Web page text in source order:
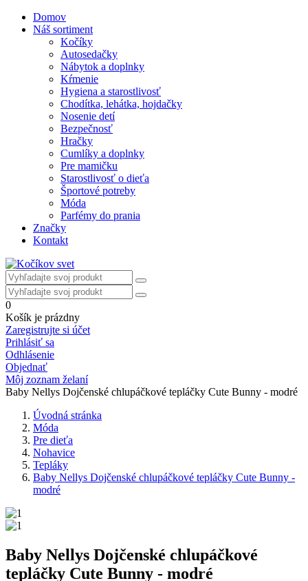
Domov
Náš sortiment
Kočíky
Autosedačky
Nábytok a doplnky
Kŕmenie
Hygiena a starostlivosť
Chodítka, lehátka, hojdačky
Nosenie detí
Bezpečnosť
Hračky
Cumlíky a doplnky
Pre mamičku
Starostlivosť o dieťa
Športové potreby
Móda
Parfémy do prania
Značky
Kontakt
0
Košík je prázdny
Zaregistrujte si účet
Prihlásiť sa
Odhlásenie
Objednať
Môj zoznam želaní
Baby Nellys Dojčenské chlupáčkové tepláčky Cute Bunny - modré
Úvodná stránka
Móda
Pre dieťa
Nohavice
Tepláky
Baby Nellys Dojčenské chlupáčkové tepláčky Cute Bunny -
modré
Baby Nellys Dojčenské chlupáčkové
tepláčky Cute Bunny - modré